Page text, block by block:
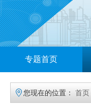
专题首页
您现在的位置： 首页